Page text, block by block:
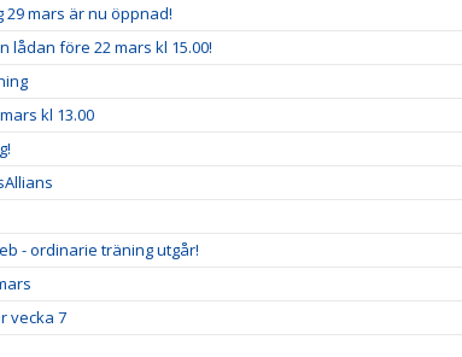
29 mars är nu öppnad!
lådan före 22 mars kl 15.00!
kl 13.00
- ordinarie träning utgår!
vecka 7